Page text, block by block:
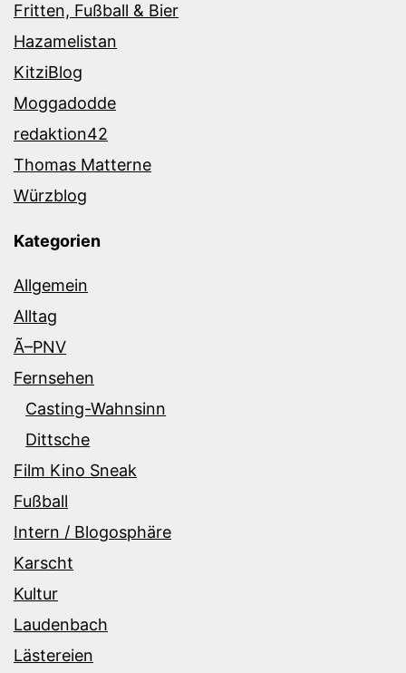
Fritten, Fußball & Bier
Hazamelistan
KitziBlog
Moggadodde
redaktion42
Thomas Matterne
Würzblog
Kategorien
Allgemein
Alltag
Ã–PNV
Fernsehen
Casting-Wahnsinn
Dittsche
Film Kino Sneak
Fußball
Intern / Blogosphäre
Karscht
Kultur
Laudenbach
Lästereien